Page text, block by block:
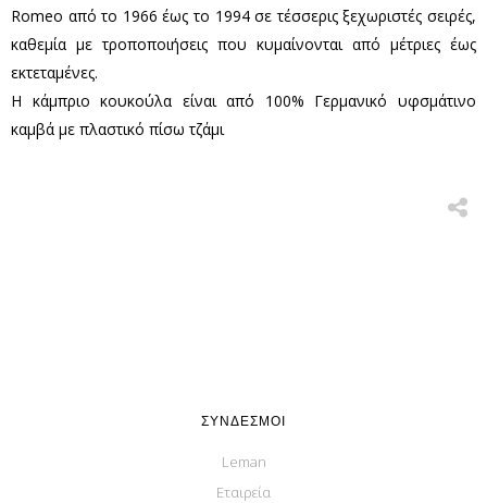
Romeo από το 1966 έως το 1994 σε τέσσερις ξεχωριστές σειρές,
καθεμία με τροποποιήσεις που κυμαίνονται από μέτριες έως
εκτεταμένες.
Η κάμπριο κουκούλα είναι από 100% Γερμανικό υφσμάτινο
καμβά με πλαστικό πίσω τζάμι
ΣΎΝΔΕΣΜΟΙ
Leman
Εταιρεία